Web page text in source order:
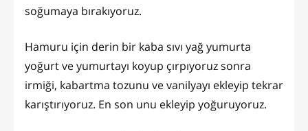
soğumaya bırakıyoruz.
Hamuru için derin bir kaba sıvı yağ yumurta
yoğurt ve yumurtayı koyup çırpıyoruz sonra
irmiği, kabartma tozunu ve vanilyayı ekleyip tekrar
karıştırıyoruz. En son unu ekleyip yoğuruyoruz.